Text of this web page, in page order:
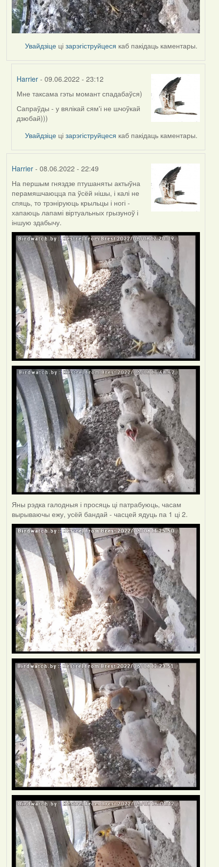
Увайдзіце цізарэгіструйцеся каб пакідаць каментары.
Harrier - 09.06.2022 - 23:12
In
reply
to
Lighty
Мне таксама гэты момант спадабаўся)
Сапраўды - у вялікай сям'і не шчоўкай
дзюбай)))
Увайдзіце цізарэгіструйцеся каб пакідаць каментары.
Harrier- 08.06.2022 - 22:49
На першым гняздзе птушаняты актыўна
перамяшчаюцца па ўсёй нішы, і калі не
спяць, то трэніруюць крыльцы і ногі -
хапаюць лапамі віртуальных грызуноў і
іншую здабычу.
Яны рэдка галодныя і просяць ці патрабуюць, часам
вырываючы ежу, усёй бандай - часцей ядуць па 1 ці 2.